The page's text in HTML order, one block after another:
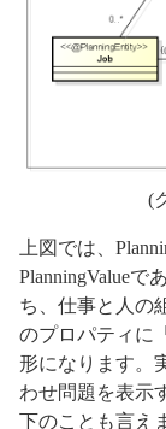
(
上図では、
PlanningValueで
ち、仕事と人の
のプロパティに
形になります。
わせ問題を表示
下のことも言え